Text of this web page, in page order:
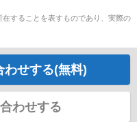
することを表すものであり、実際の
わせする(無料)
わせする